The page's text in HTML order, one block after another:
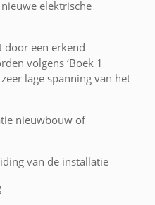
elektrische
door een erkend
volgens ‘Boek 1
lage spanning van het
nieuwbouw of
van de installatie